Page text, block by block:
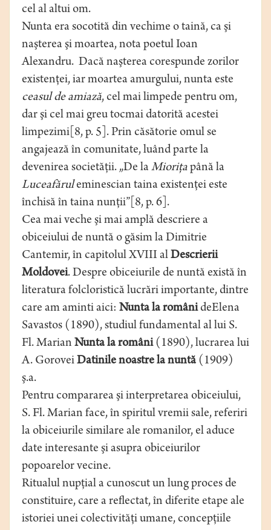
cel al altui om.
Nunta era socotită din vechime o taină, ca şi
naşterea şi moartea, nota poetul Ioan
Alexandru. Dacă naşterea corespunde zorilor
existenţei, iar moartea amurgului, nunta este
ceasul de amiază, cel mai limpede pentru om,
dar şi cel mai greu tocmai datorită acestei
limpezimi[8, p. 5]. Prin căsătorie omul se
angajează în comunitate, luând parte la
devenirea societăţii. „De la Mioriţapână la
Luceafăruleminescian taina existenţei este
închisă în taina nunţii”[8, p. 6].
Cea mai veche şi mai amplă descriere a
obiceiului de nuntă o găsim la Dimitrie
Cantemir, în capitolul XVIII alDescrierii
Moldovei. Despre obiceiurile de nuntă există în
literatura folcloristică lucrări importante, dintre
care am aminti aici: Nunta la românideElena
Savastos (1890), studiul fundamental al lui S.
Fl. Marian Nunta la români(1890), lucrarea lui
A. GoroveiDatinile noastre la nuntă (1909)
ş.a.
Pentru compararea şi interpretarea obiceiului,
S. Fl. Marian face, în spiritul vremii sale, referiri
la obiceiurile similare ale romanilor, el aduce
date interesante şi asupra obiceiurilor
popoarelor vecine.
Ritualul nupţial a cunoscut un lung proces de
constituire, care a reflectat, în diferite etape ale
istoriei unei colectivităţi umane, concepţiile